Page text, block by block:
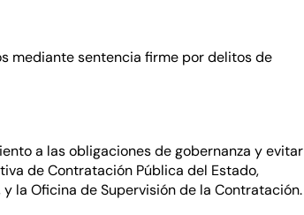
mediante sentencia firme por delitos de
a las obligaciones de gobernanza y evitar
de Contratación Pública del Estado,
la Oficina de Supervisión de la Contratación.